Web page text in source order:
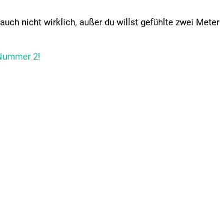
nicht wirklich, außer du willst gefühlte zwei Meter
2!